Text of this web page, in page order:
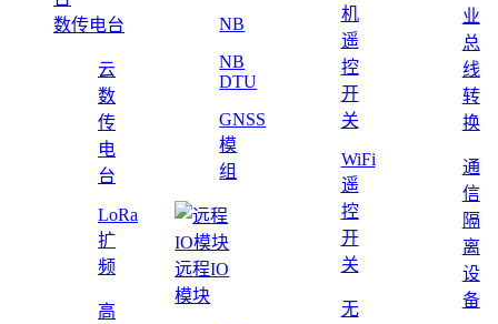
数传电台
云
数
传
电
台
LoRa
扩
频
高
NB
NB
DTU
GNSS
模
组
远程IO
模块
机
遥
控
开
关
WiFi
遥
控
开
关
无
业
总
线
转
换
通
信
隔
离
设
备